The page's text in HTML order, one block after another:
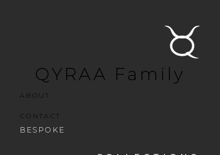
QYRAA Family
ABOUT
CONTACT
BESPOKE